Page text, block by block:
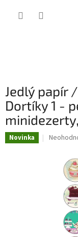
Jedlý papír
Dortíky 1 -
Novinka
Průměrné
produktu